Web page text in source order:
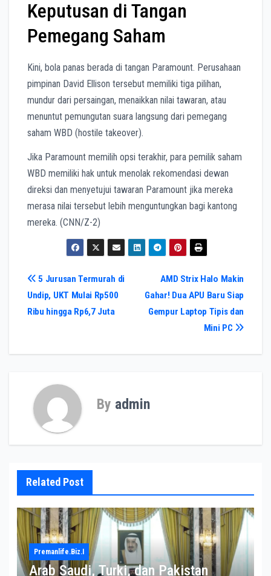
Keputusan di Tangan
Pemegang Saham
Kini, bola panas berada di tangan Paramount. Perusahaan
pimpinan David Ellison tersebut memiliki tiga pilihan,
mundur dari persaingan, menaikkan nilai tawaran, atau
menuntut pemungutan suara langsung dari pemegang
saham WBD (hostile takeover).
Jika Paramount memilih opsi terakhir, para pemilik saham
WBD memiliki hak untuk menolak rekomendasi dewan
direksi dan menyetujui tawaran Paramount jika mereka
merasa nilai tersebut lebih menguntungkan bagi kantong
mereka. (CNN/Z-2)
Navigasi
pos
AMD Strix Halo Makin
Gahar! Dua APU Baru Siap
Gempur Laptop Tipis dan
Mini PC
5 Jurusan Termurah di
Undip, UKT Mulai Rp500
Ribu hingga Rp6,7 Juta
By admin
Related Post
Premanlife.biz.i
Arab Saudi, Turki, dan Pakistan